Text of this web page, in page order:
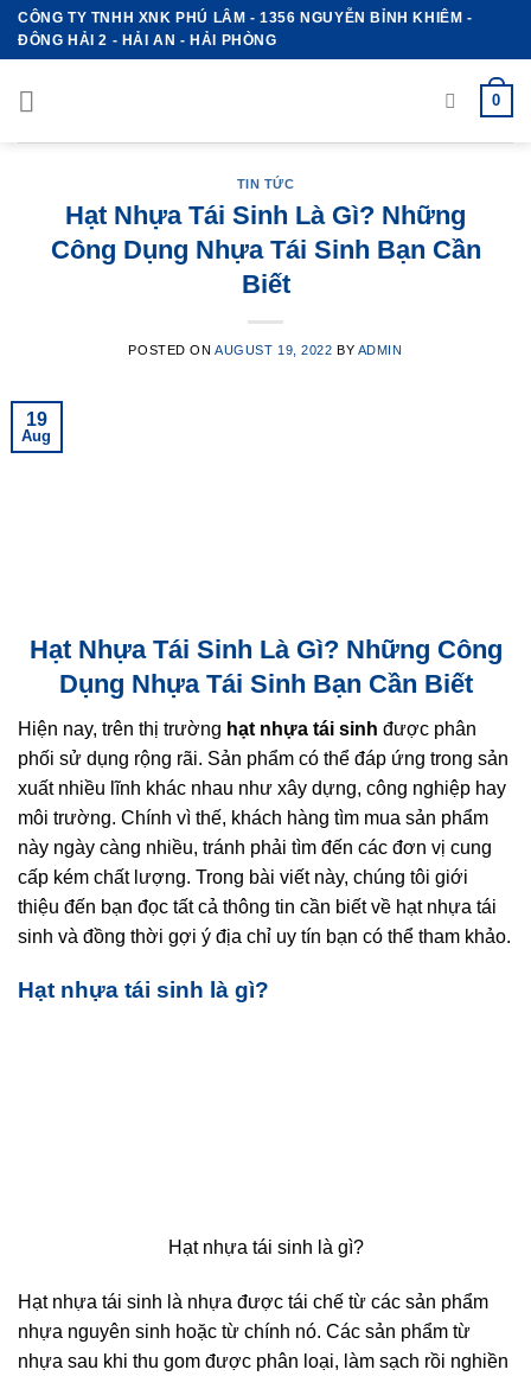
SkipCÔNG TY TNHH XNK PHÚ LÂM - 1356 NGUYỄN BỈNH KHIÊM -
ĐÔNG HẢI 2 - HẢI AN - HẢI PHÒNG
0
TIN TỨC
Hạt Nhựa Tái Sinh Là Gì? Những
Công Dụng Nhựa Tái Sinh Bạn Cần
Biết
POSTED ONAUGUST 19, 2022 BY ADMIN
19
Aug
Hạt Nhựa Tái Sinh Là Gì? Những Công
Dụng Nhựa Tái Sinh Bạn Cần Biết
Hiện nay, trên thị trường hạt nhựa tái sinh được phân
phối sử dụng rộng rãi. Sản phẩm có thể đáp ứng trong sản
xuất nhiều lĩnh khác nhau như xây dựng, công nghiệp hay
môi trường. Chính vì thế, khách hàng tìm mua sản phẩm
này ngày càng nhiều, tránh phải tìm đến các đơn vị cung
cấp kém chất lượng. Trong bài viết này, chúng tôi giới
thiệu đến bạn đọc tất cả thông tin cần biết về hạt nhựa tái
sinh và đồng thời gợi ý địa chỉ uy tín bạn có thể tham khảo.
Hạt nhựa tái sinh là gì?
Hạt nhựa tái sinh là gì?
Hạt nhựa tái sinh là nhựa được tái chế từ các sản phẩm
nhựa nguyên sinh hoặc từ chính nó. Các sản phẩm từ
nhựa sau khi thu gom được phân loại, làm sạch rồi nghiền